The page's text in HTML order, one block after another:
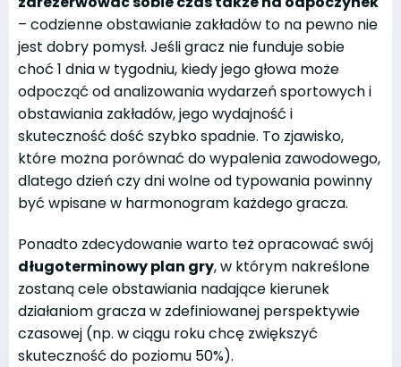
– codzienne obstawianie zakładów to na pewno nie
jest dobry pomysł. Jeśli gracz nie funduje sobie
choć 1 dnia w tygodniu, kiedy jego głowa może
odpocząć od analizowania wydarzeń sportowych i
obstawiania zakładów, jego wydajność i
skuteczność dość szybko spadnie. To zjawisko,
które można porównać do wypalenia zawodowego,
dlatego dzień czy dni wolne od typowania powinny
być wpisane w harmonogram każdego gracza.
Ponadto zdecydowanie warto też opracować swój
długoterminowy plan gry, w którym nakreślone
zostaną cele obstawiania nadające kierunek
działaniom gracza w zdefiniowanej perspektywie
czasowej (np. w ciągu roku chcę zwiększyć
skuteczność do poziomu 50%).